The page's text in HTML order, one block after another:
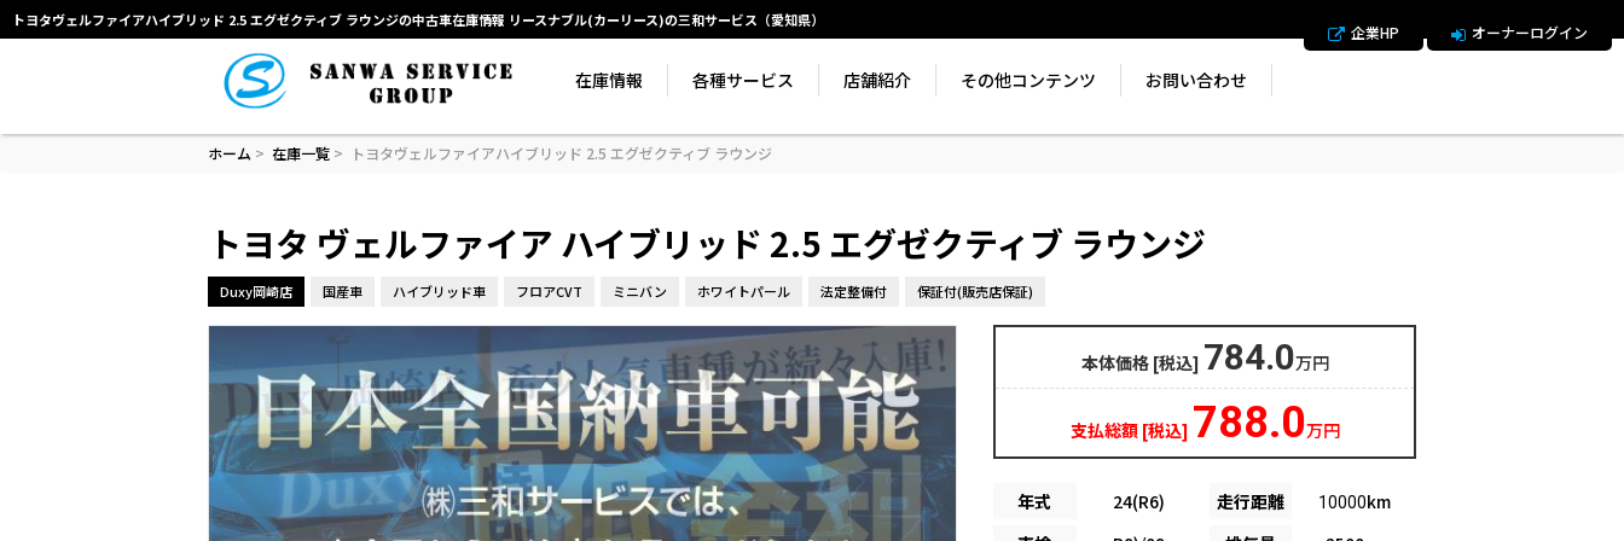
トヨタヴェルファイアハイブリッド 2.5 エグゼクティブ ラウンジの中古車在庫情報 リースナブル(カーリース)の三和サービス（愛知県）
企業HP オーナーログイン
在庫情報 各種サービス 店舗紹介 その他コンテンツ お問い合わせ
ホーム > 在庫一覧 > トヨタヴェルファイアハイブリッド 2.5 エグゼクティブ ラウンジ
トヨタ ヴェルファイア ハイブリッド 2.5 エグゼクティブ ラウンジ
Duxy岡崎店 国産車 ハイブリッド車 フロアCVT ミニバン ホワイトパール 法定整備付 保証付(販売店保証)
本体価格 [税込] 784.0万円
支払総額 [税込] 788.0万円
年式 24(R6) 走行距離 10000km